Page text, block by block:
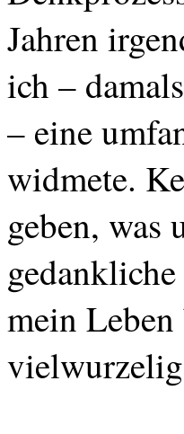
Jahren
ich –
– eine
widmete.
geben, was
mein
vielwurzelig